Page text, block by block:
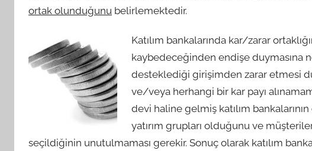
ortak olunduğunu belirlemektedir.
Katılım bankalarında kar/zarar
kaybedeceğinden endişe duymasına
desteklediği girişimden zarar etmesi
ve/veya herhangi bir kar payı
devi haline gelmiş katılım
yatırım grupları olduğunu ve
seçildiğinin unutulmaması gerekir. Sonuç olarak katılım